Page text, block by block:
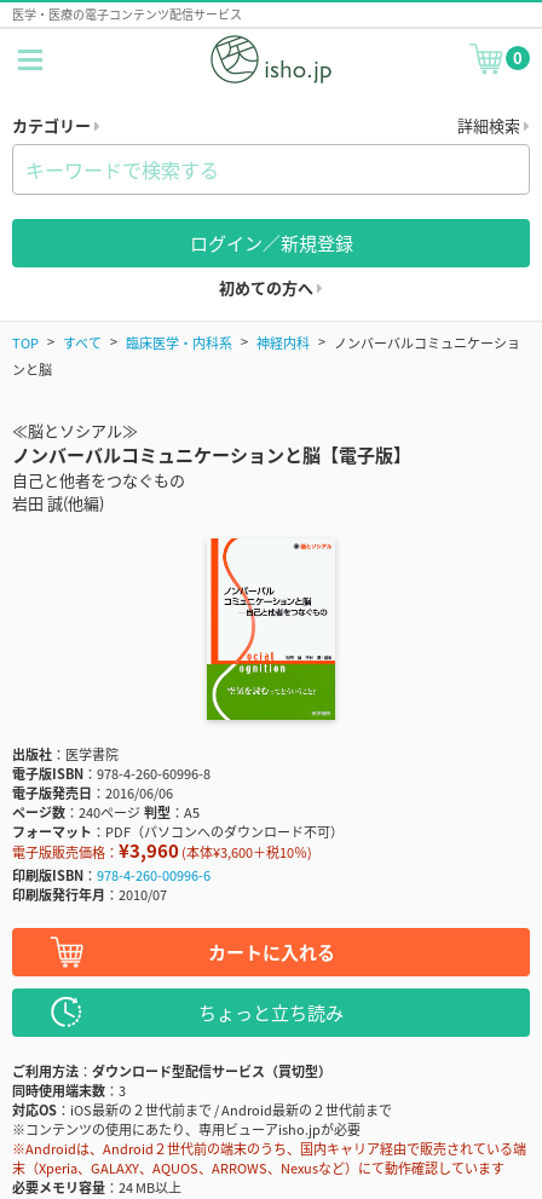
医学・医療の電子コンテンツ配信サービス
0
カテゴリー 詳細検索
ログイン／新規登録
初めての方へ
TOP すべて 臨床医学・内科系 神経内科
ノンバーバルコミュニケーショ
ンと脳
≪脳とソシアル≫
ノンバーバルコミュニケーションと脳【電子版】
自己と他者をつなぐもの
岩田 誠(他編)
出版社
医学書院
電子版ISBN
978-4-260-60996-8
電子版発売日
2016/06/06
ページ数
240ページ判型
A5
フォーマット
PDF（パソコンへのダウンロード不可）
電子版販売価格： ¥3,960(本体¥3,600＋税10％)
印刷版ISBN
978-4-260-00996-6
印刷版発行年月
2010/07
カートに入れる
ちょっと立ち読み
ご利用方法
ダウンロード型配信サービス（買切型）
同時使用端末数
3
対応OS
iOS最新の２世代前まで / Android最新の２世代前まで
※コンテンツの使用にあたり、専用ビューアisho.jpが必要
※Androidは、Android２世代前の端末のうち、国内キャリア経由で販売されている端
末（Xperia、GALAXY、AQUOS、ARROWS、Nexusなど）にて動作確認しています
必要メモリ容量
24 MB以上